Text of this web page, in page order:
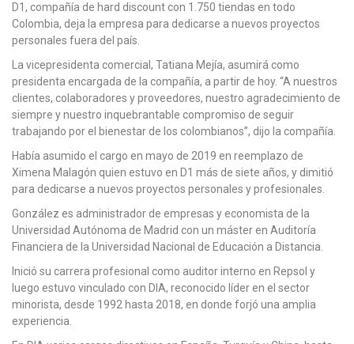
D1, compañía de hard discount con 1.750 tiendas en todo
Colombia, deja la empresa para dedicarse a nuevos proyectos
personales fuera del país.
La vicepresidenta comercial, Tatiana Mejía, asumirá como
presidenta encargada de la compañía, a partir de hoy. “A nuestros
clientes, colaboradores y proveedores, nuestro agradecimiento de
siempre y nuestro inquebrantable compromiso de seguir
trabajando por el bienestar de los colombianos”, dijo la compañía.
Había asumido el cargo en mayo de 2019 en reemplazo de
Ximena Malagón quien estuvo en D1 más de siete años, y dimitió
para dedicarse a nuevos proyectos personales y profesionales.
González es administrador de empresas y economista de la
Universidad Autónoma de Madrid con un máster en Auditoría
Financiera de la Universidad Nacional de Educación a Distancia.
Inició su carrera profesional como auditor interno en Repsol y
luego estuvo vinculado con DIA, reconocido líder en el sector
minorista, desde 1992 hasta 2018, en donde forjó una amplia
experiencia.